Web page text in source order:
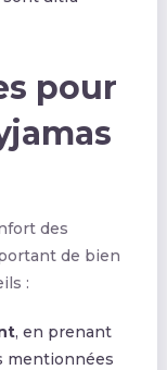
pour
des
de bien
:
, en prenant
mentionnées